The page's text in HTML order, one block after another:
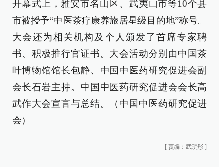
开幕式上，雅安市名山区、武夷山市等10个县
市被授予“中医茶疗康养旅居星级目的地”称号。
大会还为相关机构及个人颁发了首席专家聘
书、积极推行官证书。 大会活动分别由中国茶
叶博物馆馆长包静、中国中医药研究促进会副
会长石岩主持。 中国中医药研究促进会会长高
武作大会宣言与总结。（中国中医药研究促进
会）
[ 责编：武玥彤 ]